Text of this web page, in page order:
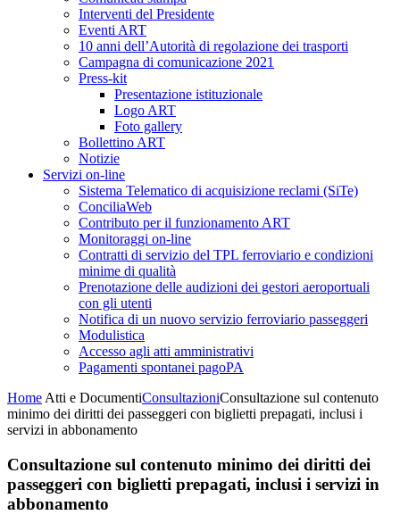
Interventi del Presidente
Eventi ART
10 anni dell’Autorità di regolazione dei trasporti
Campagna di comunicazione 2021
Press-kit
Presentazione istituzionale
Logo ART
Foto gallery
Bollettino ART
Notizie
Servizi on-line
Sistema Telematico di acquisizione reclami (SiTe)
ConciliaWeb
Contributo per il funzionamento ART
Monitoraggi on-line
Contratti di servizio del TPL ferroviario e condizioni
minime di qualità
Prenotazione delle audizioni dei gestori aeroportuali
con gli utenti
Notifica di un nuovo servizio ferroviario passeggeri
Modulistica
Accesso agli atti amministrativi
Pagamenti spontanei pagoPA
Home Atti e DocumentiConsultazioniConsultazione sul contenuto
minimo dei diritti dei passeggeri con biglietti prepagati, inclusi i
servizi in abbonamento
Consultazione sul contenuto minimo dei diritti dei
passeggeri con biglietti prepagati, inclusi i servizi in
abbonamento